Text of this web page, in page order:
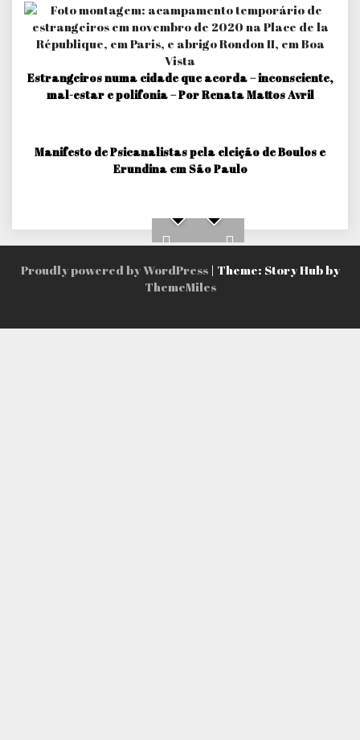
Estrangeiros numa cidade que acorda – inconsciente,
mal-estar e polifonia – Por Renata Mattos Avril
Manifesto de Psicanalistas pela eleição de Boulos e
Erundina em São Paulo
Proudly powered by WordPress | Theme: Story Hub by
ThemeMiles